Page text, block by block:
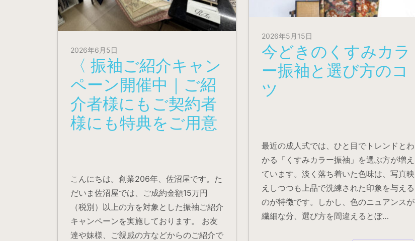
2026年6月5日
〈 振袖ご紹介キャン
ペーン開催中｜ご紹
介者様にもご契約者
様にも特典をご用意
こんにちは。創業206年、佐沼屋です。た
だいま佐沼屋では、ご成約金額15万円
（税別）以上の方を対象とした振袖ご紹介
キャンペーンを実施しております。 お友
達や妹様、ご親戚の方などからのご紹介で
2026年5月15日
今どきのくすみカラ
ー振袖と選び方のコ
ツ
最近の成人式では、ひと目でトレンドとわ
かる「くすみカラー振袖」を選ぶ方が増え
ています。淡く落ち着いた色味は、写真映
えしつつも上品で洗練された印象を与える
のが特徴です。しかし、色のニュアンスが
繊細な分、選び方を間違えるとぼ…